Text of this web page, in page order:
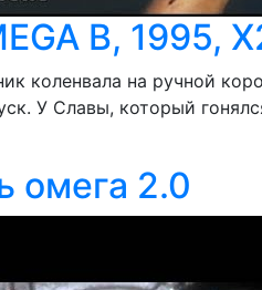
B, 1995,
коленвала на ручной
У Славы, который
омега 2.0